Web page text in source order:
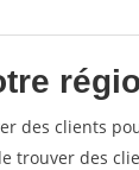
des clients
trouver des